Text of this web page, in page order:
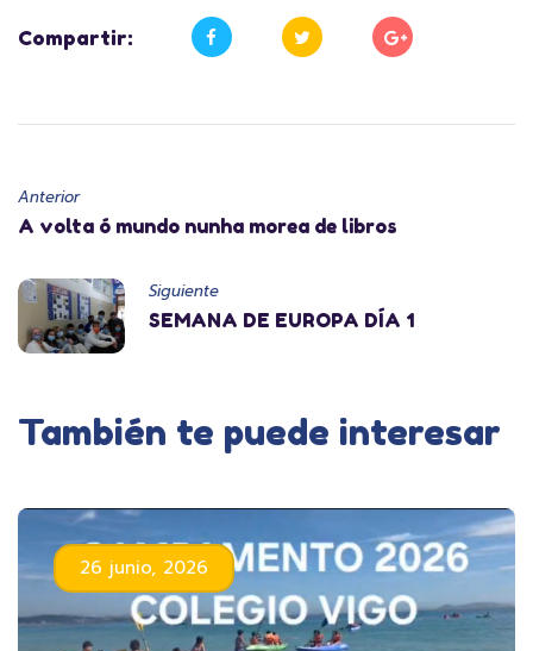
Compartir:
Anterior
A volta ó mundo nunha morea de libros
Siguiente
SEMANA DE EUROPA DÍA 1
También te puede interesar
26 junio, 2026